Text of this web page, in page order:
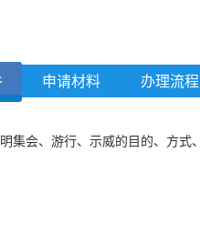
申请材料 办理流程
集会、游行、示威的目的、方式